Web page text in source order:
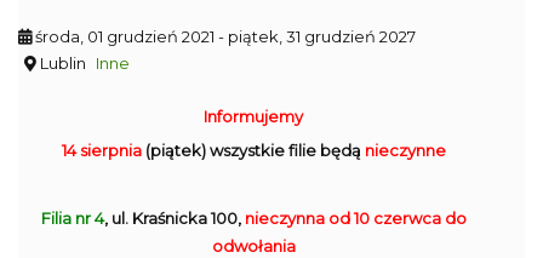
środa, 01 grudzień 2021 - piątek, 31 grudzień 2027
Lublin
Inne
Informujemy
14 sierpnia(piątek) wszystkie filie będą nieczynne
Filia nr 4, ul. Kraśnicka 100, nieczynna od 10 czerwca do
odwołania